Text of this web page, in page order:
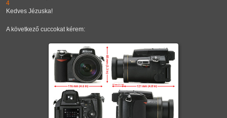
4
Kedves Jézuska!
A következő cuccokat kérem: